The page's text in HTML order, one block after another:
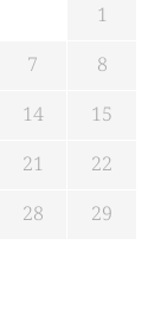
1
7
8
14
15
21
22
28
29